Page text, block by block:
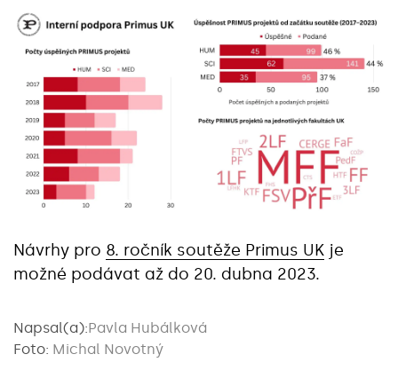
Návrhy pro 8. ročník soutěže Primus UK je
možné podávat až do 20. dubna 2023.
Napsal(a):Pavla Hubálková
Foto: Michal Novotný